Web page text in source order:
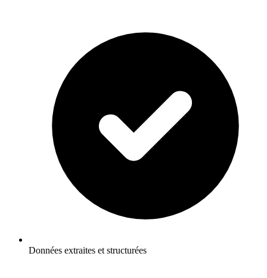
Données extraites et structurées